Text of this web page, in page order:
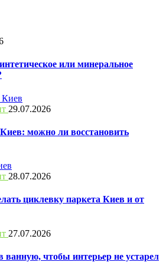
или минеральное
29.07.2026
можно ли восстановить
28.07.2026
циклевку паркета Киев и от
27.07.2026
чтобы интерьер не устарел